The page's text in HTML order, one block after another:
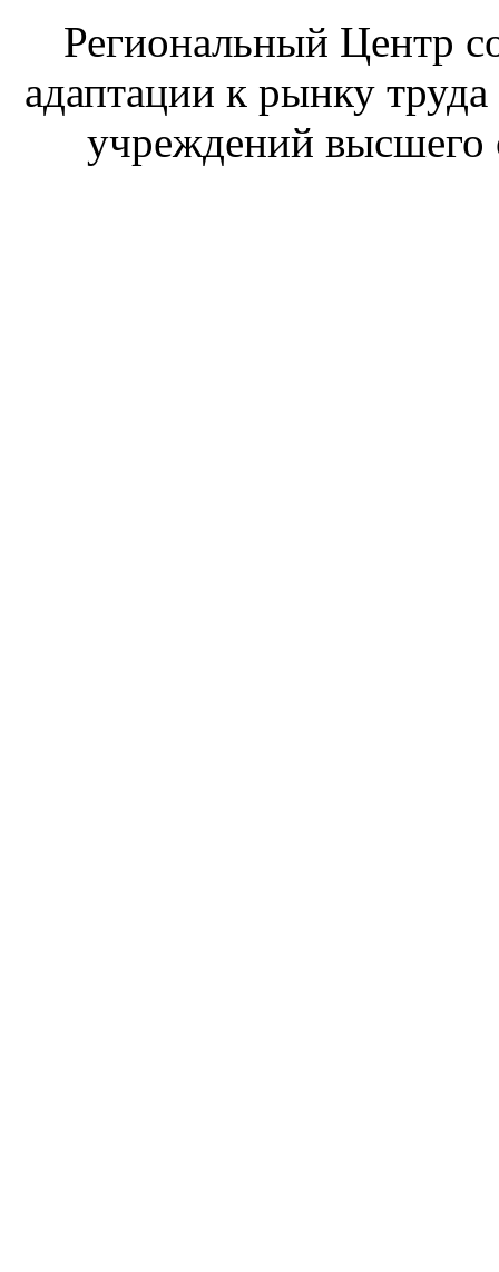
Региональный Центр
адаптации к рынку
учреждений